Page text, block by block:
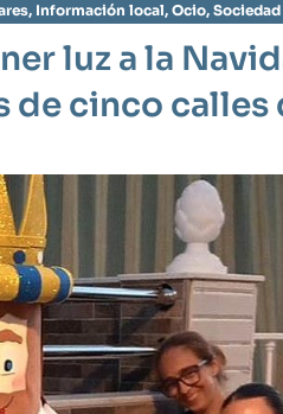
, Información local, Ocio, Sociedad
luz a la
de cinco calles